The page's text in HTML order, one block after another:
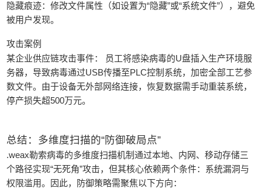
隐藏痕迹：修改文件属性（如设置为“隐藏”或“系统文件”），避免
被用户发现。
攻击案例
某企业供应链攻击事件： 员工将感染病毒的U盘插入生产环境服
务器，导致病毒通过USB传播至PLC控制系统，加密全部工艺参
数文件。由于设备无外部网络连接，恢复数据需手动重装系统，
停产损失超500万元。
总结：多维度扫描的“防御破局点”
.weax勒索病毒的多维度扫描机制通过本地、内网、移动存储三
个路径实现“无死角”攻击，但其核心依赖两个条件：系统漏洞与
权限滥用。因此，防御策略需聚焦以下方向：